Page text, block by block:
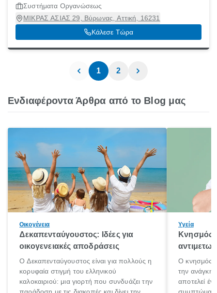
Συστήματα Οργανώσεως
ΜΙΚΡΑΣ ΑΣΙΑΣ 29, Βύρωνας, Αττική, 16231
Κάλεσε Τώρα
1 2
Ενδιαφέροντα Άρθρα από το Blog μας
Οικογένεια
Δεκαπενταύγουστος: Ιδέες για
οικογενειακές αποδράσεις
Ο Δεκαπενταύγουστος είναι για πολλούς η
κορυφαία στιγμή του ελληνικού
καλοκαιριού: μια γιορτή που συνδυάζει την
Υγεία
Κνησμός:
Ο κνησμός
την ανάγκη
αποτελεί